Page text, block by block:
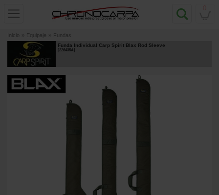
Inicio » Equipaje » Fundas
Funda Individual Carp Spirit Blax Rod Sleeve
[226435A]